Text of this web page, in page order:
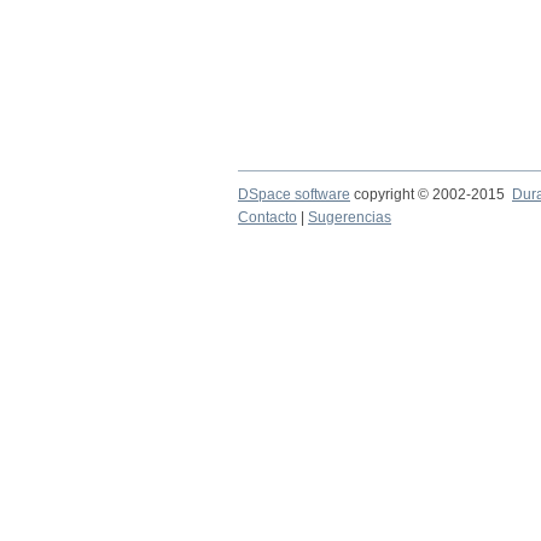
DSpace software copyright © 2002-2015
Contacto
Sugerencias